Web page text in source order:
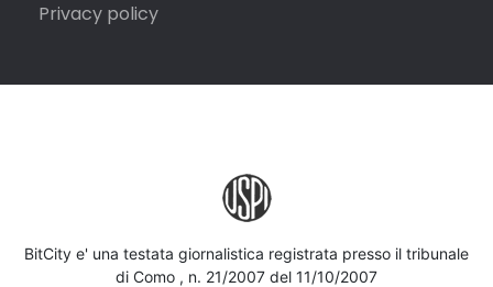
Privacy policy
BitCity e' una testata giornalistica registrata presso il tribunale
di Como , n. 21/2007 del 11/10/2007